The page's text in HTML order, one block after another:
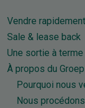
Vendre rapidement
Sale & lease back
Une sortie à terme
À propos du
Pourquoi nous
Nous